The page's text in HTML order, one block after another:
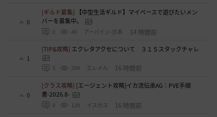
0
[ギルド募集]
【中型生活ギルド】マイペースで遊びたいメン
バーを募集中。
0 49 アーバイン-日本 14 時間前
1
[TIP&攻略] エクレタアクセについて ３１５スタックチャレ
3 299 エレメル 16 時間前
0
[クラス攻略] [エージェント攻略]イカ流伝承AG：PVE手順
書-2026.8-
0 129 イスカス 16 時間前